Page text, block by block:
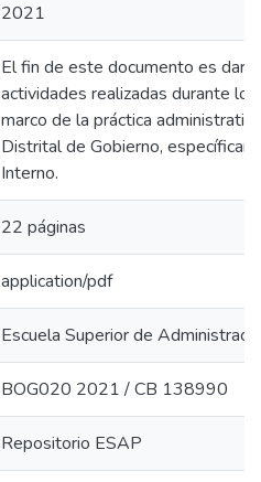
2021
El fin de este documento es dar
actividades realizadas durante
marco de la práctica
Distrital de Gobierno,
Interno.
22 páginas
application/pdf
Escuela Superior de
BOG020 2021 / CB 138990
Repositorio ESAP